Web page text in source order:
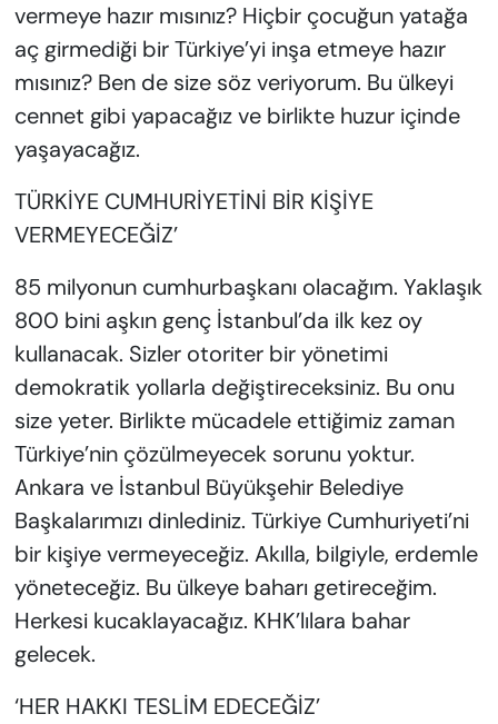
vermeye hazır mısınız? Hiçbir çocuğun yatağa
aç girmediği bir Türkiye’yi inşa etmeye hazır
mısınız? Ben de size söz veriyorum. Bu ülkeyi
cennet gibi yapacağız ve birlikte huzur içinde
yaşayacağız.
TÜRKİYE CUMHURİYETİNİ BİR KİŞİYE
VERMEYECEĞİZ’
85 milyonun cumhurbaşkanı olacağım. Yaklaşık
800 bini aşkın genç İstanbul’da ilk kez oy
kullanacak. Sizler otoriter bir yönetimi
demokratik yollarla değiştireceksiniz. Bu onu
size yeter. Birlikte mücadele ettiğimiz zaman
Türkiye’nin çözülmeyecek sorunu yoktur.
Ankara ve İstanbul Büyükşehir Belediye
Başkalarımızı dinlediniz. Türkiye Cumhuriyeti’ni
bir kişiye vermeyeceğiz. Akılla, bilgiyle, erdemle
yöneteceğiz. Bu ülkeye baharı getireceğim.
Herkesi kucaklayacağız. KHK’lılara bahar
gelecek.
‘HER HAKKI TESLİM EDECEĞİZ’